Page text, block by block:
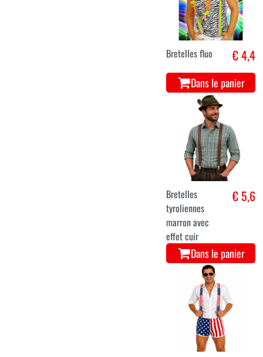
Bretelles fluo € 4,4
Dans le panier
Bretelles
tyroliennes
marron avec
effet cuir
€ 5,6
Dans le panier